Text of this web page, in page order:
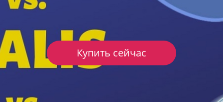
Купить сейчас